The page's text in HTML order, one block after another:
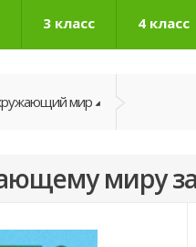
3 класс 4 класс
мир
миру за